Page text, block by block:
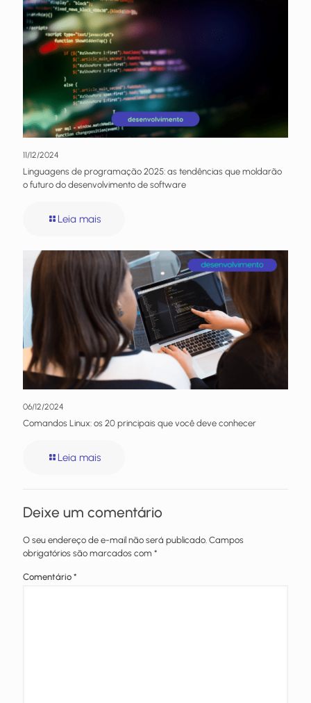
11/12/2024
Linguagens de programação 2025: as tendências que moldarão
o futuro do desenvolvimento de software
Leia mais
06/12/2024
Comandos Linux: os 20 principais que você deve conhecer
Leia mais
Deixe um comentário
O seu endereço de e-mail não será publicado. Campos
obrigatórios são marcados com *
Comentário *